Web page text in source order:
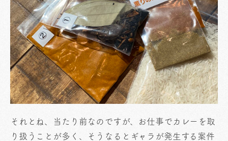
それとね、当たり前なのですが、お仕事でカレーを取
り扱うことが多く、そうなるとギャラが発生する案件